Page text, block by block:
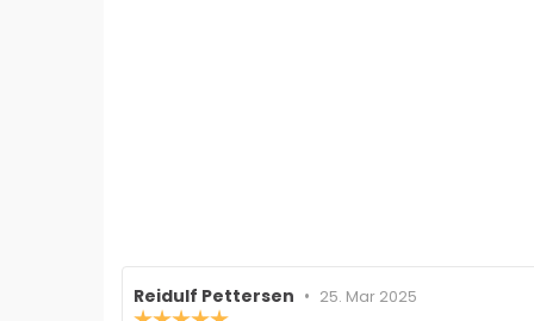
Forfatter:
Reidulf Pettersen • Omtaledato:
25. Mar 2025